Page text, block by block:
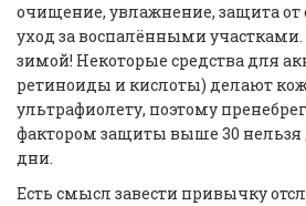
очищение, увлажнение, защита
уход за воспалёнными участками.
зимой! Некоторые средства для
ретиноиды и кислоты) делают
ультрафиолету, поэтому
фактором защиты выше 30
дни.
Есть смысл завести привычку